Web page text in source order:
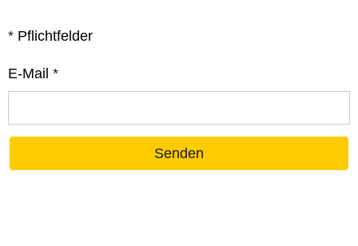
* Pflichtfelder
E-Mail *
Senden